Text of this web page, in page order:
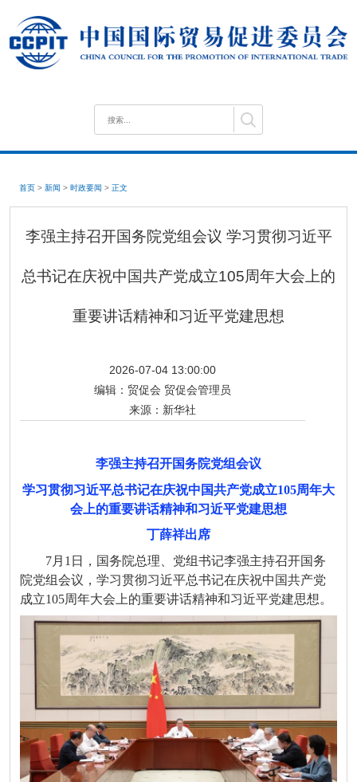
首页 > 新闻 > 时政要闻 > 正文
李强主持召开国务院党组会议 学习贯彻习近平
总书记在庆祝中国共产党成立105周年大会上的
重要讲话精神和习近平党建思想
2026-07-04 13:00:00
编辑： 贸促会 贸促会管理员
来源： 新华社
李强主持召开国务院党组会议
学习贯彻习近平总书记在庆祝中国共产党成立105周年大
会上的重要讲话精神和习近平党建思想
丁薛祥出席
7月1日，国务院总理、党组书记李强主持召开国务
院党组会议，学习贯彻习近平总书记在庆祝中国共产党
成立105周年大会上的重要讲话精神和习近平党建思想。